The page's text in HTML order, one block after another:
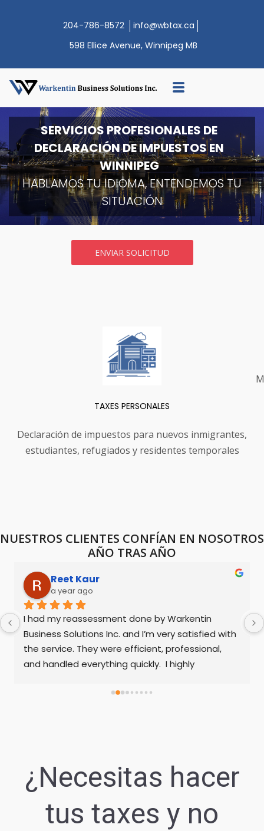
204-786-8572 | info@wbtax.ca |
598 Ellice Avenue, Winnipeg MB
SERVICIOS PROFESIONALES DE
DECLARACIÓN DE IMPUESTOS EN
WINNIPEG
HABLAMOS TU IDIOMA, ENTENDEMOS TU
SITUACIÓN
ENVIAR SOLICITUD
TAXES PERSONALES
Declaración de impuestos para nuevos inmigrantes,
estudiantes, refugiados y residentes temporales
NUESTROS CLIENTES CONFÍAN EN NOSOTROS
AÑO TRAS AÑO
Reet Kaur
a year ago
I had my reassessment done by Warkentin
Business Solutions Inc. and I’m very satisfied with
the service. They were efficient, professional,
and handled everything quickly.  I highly
¿Necesitas hacer
tus taxes y no